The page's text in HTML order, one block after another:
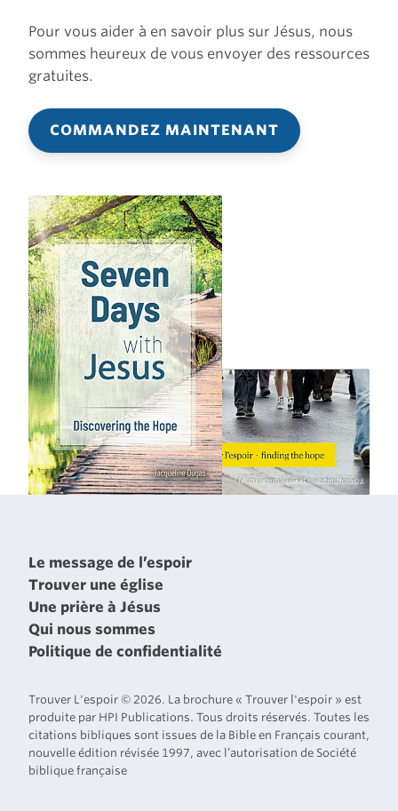
Pour vous aider à en savoir plus sur Jésus, nous
sommes heureux de vous envoyer des ressources
gratuites.
COMMANDEZ MAINTENANT
Le message de l’espoir
Trouver une église
Une prière à Jésus
Qui nous sommes
Politique de confidentialité
Trouver L'espoir © 2026. La brochure « Trouver l'espoir » est
produite par HPI Publications. Tous droits réservés. Toutes les
citations bibliques sont issues de la Bible en Français courant,
nouvelle édition révisée 1997, avec l’autorisation de Société
biblique française